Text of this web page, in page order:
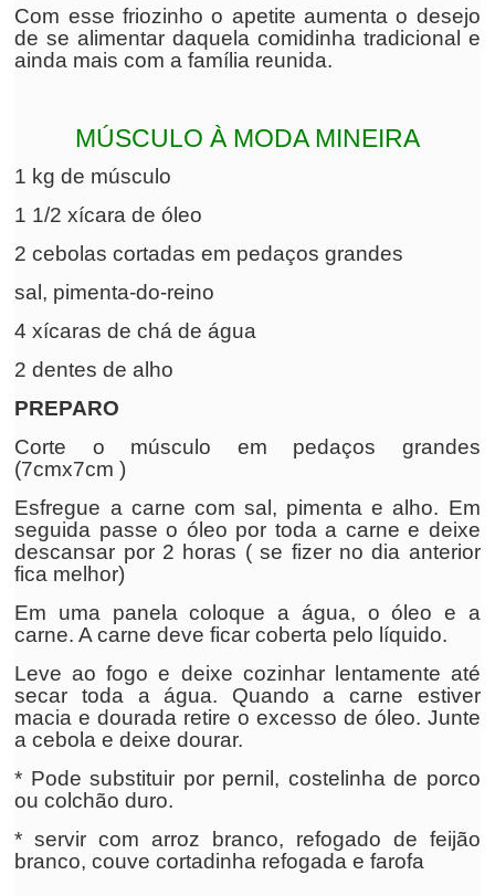
Com esse friozinho o apetite aumenta o desejo
de se alimentar daquela comidinha tradicional e
ainda mais com a família reunida.
MÚSCULO À MODA MINEIRA
1 kg de músculo
1 1/2 xícara de óleo
2 cebolas cortadas em pedaços grandes
sal, pimenta-do-reino
4 xícaras de chá de água
2 dentes de alho
PREPARO
Corte o músculo em pedaços grandes
(7cmx7cm )
Esfregue a carne com sal, pimenta e alho. Em
seguida passe o óleo por toda a carne e deixe
descansar por 2 horas ( se fizer no dia anterior
fica melhor)
Em uma panela coloque a água, o óleo e a
carne. A carne deve ficar coberta pelo líquido.
Leve ao fogo e deixe cozinhar lentamente até
secar toda a água. Quando a carne estiver
macia e dourada retire o excesso de óleo. Junte
a cebola e deixe dourar.
* Pode substituir por pernil, costelinha de porco
ou colchão duro.
* servir com arroz branco, refogado de feijão
branco, couve cortadinha refogada e farofa